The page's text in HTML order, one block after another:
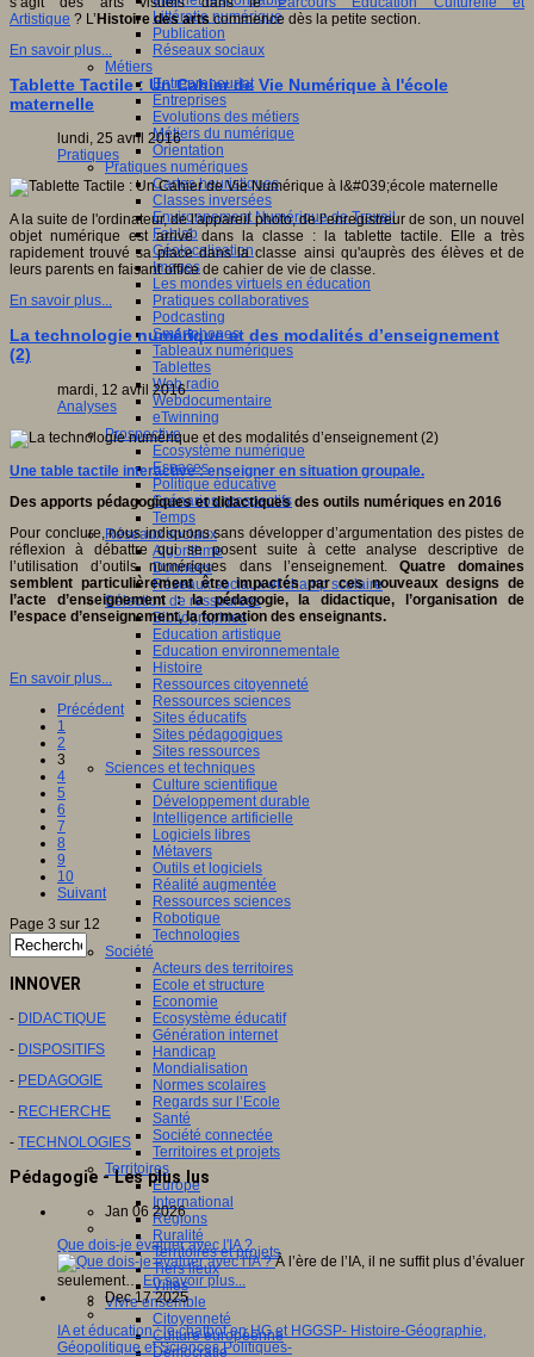
Littératie numérique
Publication
Réseaux sociaux
Métiers
Entrepreneuriat
Entreprises
Evolutions des métiers
Métiers du numérique
Orientation
Pratiques numériques
Cartes heuristiques
Classes inversées
Environnement Numérique de Travail
Fablab
Géolocalisation
Images
Les mondes virtuels en éducation
Pratiques collaboratives
Podcasting
Smartphones
Tableaux numériques
Tablettes
Web radio
Webdocumentaire
eTwinning
Prospective
Ecosystème numérique
Espaces
Politique éducative
Scénarios prospectifs
Temps
Réseaux sociaux
Algorithme
Données
Réseaux sociaux et champ scolaire
Sélection de ressources
Bibliographies
Education artistique
Education environnementale
Histoire
Ressources citoyenneté
Ressources sciences
Sites éducatifs
Sites pédagogiques
Sites ressources
Sciences et techniques
Culture scientifique
Développement durable
Intelligence artificielle
Logiciels libres
Métavers
Outils et logiciels
Réalité augmentée
Ressources sciences
Robotique
Technologies
Société
Acteurs des territoires
Ecole et structure
Economie
Ecosystème éducatif
Génération internet
Handicap
Mondialisation
Normes scolaires
Regards sur l’Ecole
Santé
Société connectée
Territoires et projets
Territoires
Europe
International
Régions
Ruralité
Territoires et projets
Tiers lieux
Villes
Vivre ensemble
Citoyenneté
Culture européenne
Démocratie
Artistique ? L’ Histoire des artscommence dès la petite section.
En savoir plus...
Tablette Tactile : Un Cahier de Vie Numérique à l'école
maternelle
lundi, 25 avril 2016
Pratiques
A la suite de l'ordinateur, de l'appareil photo, de l’enregistreur de son, un nouvel
objet numérique est arrivé dans la classe : la tablette tactile. Elle a très
rapidement trouvé sa place dans la classe ainsi qu'auprès des élèves et de
leurs parents en faisant office de cahier de vie de classe.
En savoir plus...
La technologie numérique et des modalités d’enseignement
(2)
mardi, 12 avril 2016
Analyses
Une table tactile interactive : enseigner en situation groupale.
Des apports pédagogiques et didactiques des outils numériques en 2016
Pour conclure, nous indiquons sans développer d’argumentation des pistes de
réflexion à débattre qui se posent suite à cette analyse descriptive de
l’utilisation d’outils numériques dans l’enseignement.
Quatre domaines
semblent particulièrement être impactés par ces nouveaux designs de
l’acte d’enseignement : la pédagogie, la didactique, l’organisation de
l’espace d’enseignement, la formation des enseignants.
En savoir plus...
Précédent
1
2
3
4
5
6
7
8
9
10
Suivant
Page 3 sur 12
INNOVER
- DIDACTIQUE
- DISPOSITIFS
- PEDAGOGIE
- RECHERCHE
- TECHNOLOGIES
Pédagogie - Les plus lus
Jan 06 2026
Que dois-je évaluer avec l'IA ?
À l’ère de l’IA, il ne suffit plus d’évaluer
seulement… En savoir plus...
Dec 17 2025
IA et éducation : le chatbot en HG et HGGSP- Histoire-Géographie,
Géopolitique et Sciences Politiques-